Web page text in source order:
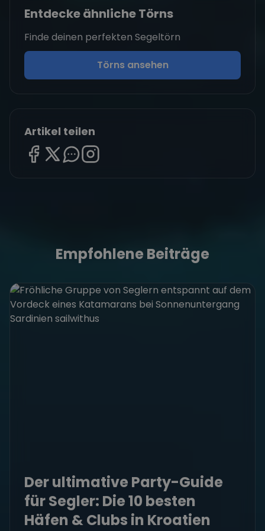
Entdecke ähnliche Törns
Finde deinen perfekten Segeltörn
Törns ansehen
Artikel teilen
Empfohlene Beiträge
Der ultimative Party-Guide
für Segler: Die 10 besten
Häfen & Clubs in Kroatien